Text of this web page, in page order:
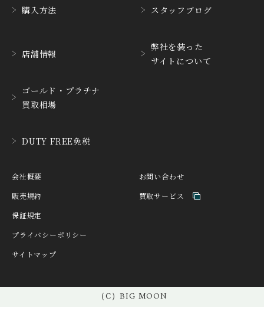
HARRY WINSTON
HEINRICH-GEISEN
ハインリッヒ ガイセン
HORAE
ホライ
IKEPOD INCIPIO
JAEGER LE COULTRE
ジャガー・ルクルト
ジャン・クロード ペラ
JEANRICHARD
ジャンリシャール
購入方法
店舗情報
ゴールド・プラチナ
買取相場
DUTY FREE免税
スタッフブログ
弊社を装った
サイトについて
会社概要
販売規約
保証規定
プライバシーポリシー
サイトマップ
お問い合わせ
買取サービス
（C）BIG MOON